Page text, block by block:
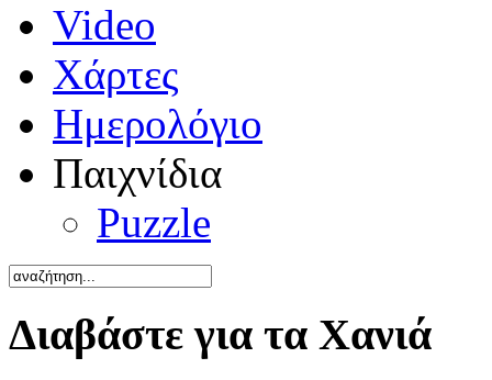
Video
Χάρτες
Ημερολόγιο
Παιχνίδια
Puzzle
Διαβάστε για τα Χανιά